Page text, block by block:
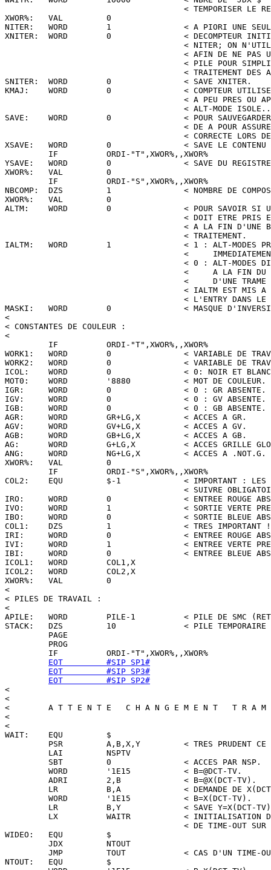
< TEMPORISER LE
XWOR%:   VAL         0
NITER:   WORD        1               < A PIORI UNE SEULE
XNITER:  WORD        0               < DECOMPTEUR
< NITER; ON
< AFIN DE NE PAS
< PILE POUR
< TRAITEMENT DES
SNITER:  WORD        0               < SAVE XNITER.
KMAJ:    WORD        0               < COMPTEUR UTILISE
< A PEU PRES OU
< ALT-MODE
SAVE:    WORD        0               < POUR SAUVEGARDER
< DE A POUR
< CORRECTE LORS
XSAVE:   WORD        0               < SAVE LE CONTENU
         IF          ORDI-"T",XWOR%,,XWOR%
YSAVE:   WORD        0               < SAVE DU
XWOR%:   VAL         0
         IF          ORDI-"S",XWOR%,,XWOR%
NBCOMP:  DZS         1               < NOMBRE DE
XWOR%:   VAL         0
ALTM:    WORD        0               < POUR SAVOIR SI UN
< DOIT ETRE PRIS
< A LA FIN D'UNE
                                     < TRAITEMENT.
IALTM:   WORD        1               < 1 : ALT-MODES PRIS
<
< 0 : ALT-MODES
<     A LA FIN DU
<     D'UNE TRAME
< IALTM EST MIS A
< L'ENTRY DANS LE
MASKI:   WORD        0               < MASQUE
<
< CONSTANTES DE COULEUR :
<
         IF          ORDI-"T",XWOR%,,XWOR%
WORK1:   WORD        0               < VARIABLE DE
WORK2:   WORD        0               < VARIABLE DE
ICOL:    WORD        0               < 0: NOIR ET
MOT0:    WORD        '8880           < MOT DE COULEUR.
IGR:     WORD        0               < 0 : GR ABSENTE.
IGV:     WORD        0               < 0 : GV ABSENTE.
IGB:     WORD        0               < 0 : GB ABSENTE.
AGR:     WORD        GR+LG,X         < ACCES A GR.
AGV:     WORD        GV+LG,X         < ACCES A GV.
AGB:     WORD        GB+LG,X         < ACCES A GB.
AG:      WORD        G+LG,X          < ACCES GRILLE
ANG:     WORD        NG+LG,X         < ACCES A .NOT.G.
XWOR%:   VAL         0
         IF          ORDI-"S",XWOR%,,XWOR%
COL2:    EQU         $-1             < IMPORTANT : LES
< SUIVRE
IRO:     WORD        0               < ENTREE ROUGE
IVO:     WORD        1               < SORTIE VERTE
IBO:     WORD        0               < SORTIE BLEUE
COL1:    DZS         1               < TRES
IRI:     WORD        0               < ENTREE ROUGE
IVI:     WORD        1               < ENTREE VERTE
IBI:     WORD        0               < ENTREE BLEUE
ICOL1:   WORD        COL1,X
ICOL2:   WORD        COL2,X
XWOR%:   VAL         0
<
< PILES DE TRAVAIL :
<
APILE:   WORD        PILE-1          < PILE DE SMC
STACK:   DZS         10              < PILE TEMPORAIRE
         PAGE
         PROG
         IF          ORDI-"T",XWOR%,,XWOR%
EOT         #SIP SP1#
EOT         #SIP SP3#
EOT         #SIP SP2#